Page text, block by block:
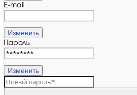
E-mail
Изменить
Пароль
Изменить